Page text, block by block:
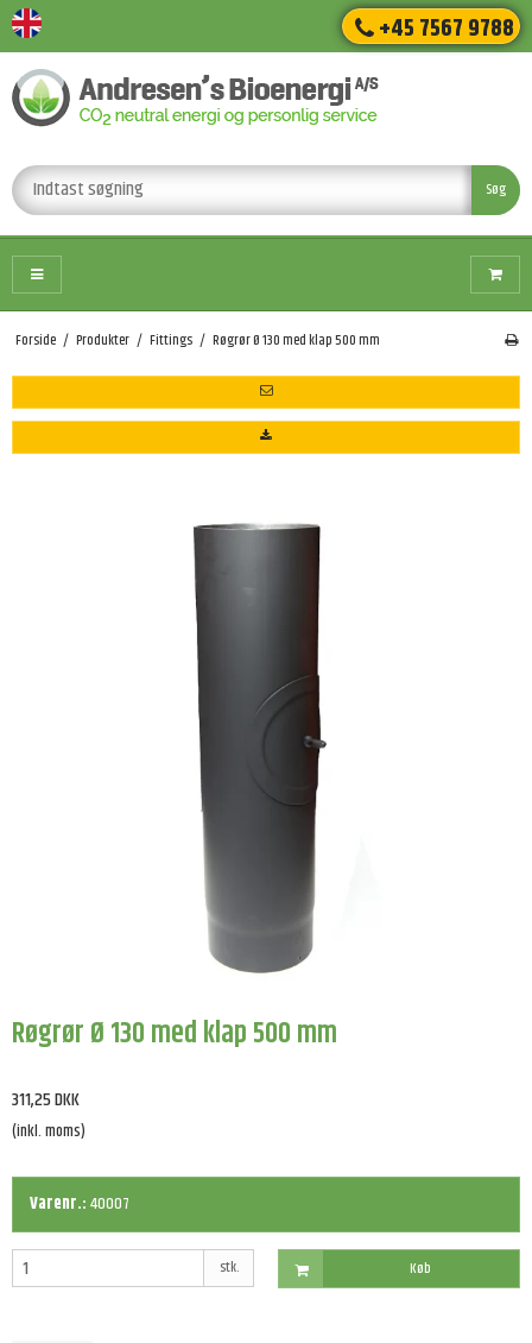
+45 7567 9788
Søg
Forside / Produkter / Fittings / Røgrør Ø 130 med klap 500 mm
Røgrør Ø 130 med klap 500 mm
311,25 DKK
(inkl. moms)
Varenr.:40007
stk. Køb